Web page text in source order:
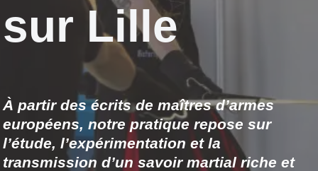
sur Lille
À partir des écrits de maîtres d’armes
européens, notre pratique repose sur
l’étude, l’expérimentation et la
transmission d’un savoir martial riche et